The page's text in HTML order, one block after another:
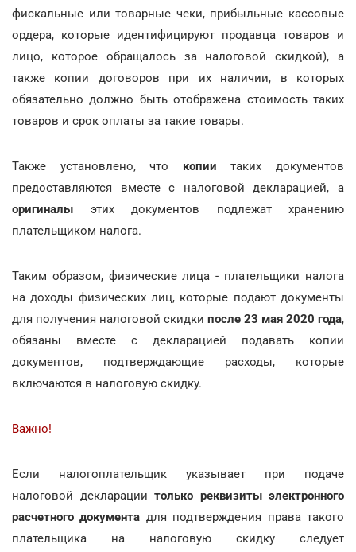
фискальные или товарные чеки, прибыльные кассовые
ордера, которые идентифицируют продавца товаров и
лицо, которое обращалось за налоговой скидкой), а
также копии договоров при их наличии, в которых
обязательно должно быть отображена стоимость таких
товаров и срок оплаты за такие товары.
Также установлено, что копии таких документов
предоставляются вместе с налоговой декларацией, а
оригиналы этих документов подлежат хранению
плательщиком налога.
Таким образом, физические лица - плательщики налога
на доходы физических лиц, которые подают документы
для получения налоговой скидки после 23 мая 2020 года,
обязаны вместе с декларацией подавать копии
документов, подтверждающие расходы, которые
включаются в налоговую скидку.
Важно!
Если налогоплательщик указывает при подаче
налоговой декларации только реквизиты электронного
расчетного документа для подтверждения права такого
плательщика на налоговую скидку следует